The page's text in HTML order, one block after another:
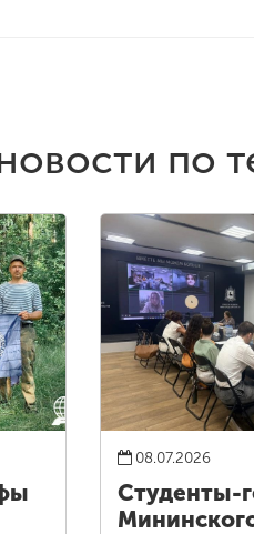
по
08.07.2026
Студенты-